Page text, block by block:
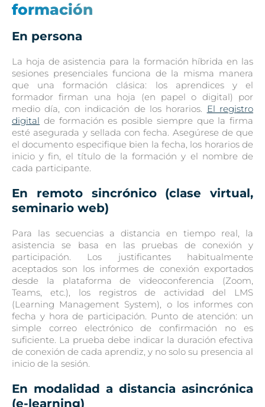
formación
En persona
La hoja de asistencia para la formación híbrida en las
sesiones presenciales funciona de la misma manera
que una formación clásica: los aprendices y el
formador firman una hoja (en papel o digital) por
medio día, con indicación de los horarios. El registro
digital de formación es posible siempre que la firma
esté asegurada y sellada con fecha. Asegúrese de que
el documento especifique bien la fecha, los horarios de
inicio y fin, el título de la formación y el nombre de
cada participante.
En remoto sincrónico (clase virtual,
seminario web)
Para las secuencias a distancia en tiempo real, la
asistencia se basa en las pruebas de conexión y
participación. Los justificantes habitualmente
aceptados son los informes de conexión exportados
desde la plataforma de videoconferencia (Zoom,
Teams, etc.), los registros de actividad del LMS
(Learning Management System), o los informes con
fecha y hora de participación. Punto de atención: un
simple correo electrónico de confirmación no es
suficiente. La prueba debe indicar la duración efectiva
de conexión de cada aprendiz, y no solo su presencia al
inicio de la sesión.
En modalidad a distancia asincrónica
(e-learning)